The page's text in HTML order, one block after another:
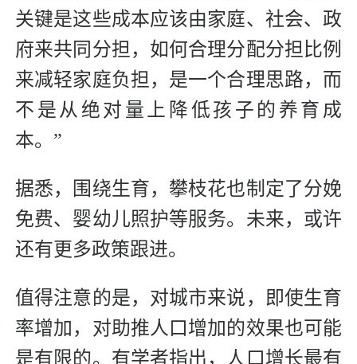
关键是这些成本应该由家庭、社会、政
府来共同分担，如何合理分配分担比例
来减轻家庭负担，是一个合理思路，而
不是从绝对量上降低孩子的养育成
本。”
据悉，围绕生育，攀枝花也制定了分娩
免费、婴幼儿照护等服务。未来，或许
还有更多政策跟进。
值得注意的是，对城市来说，即使生育
率增加，对助推人口增加的效果也可能
是有限的。有学者指出，人口增长最有